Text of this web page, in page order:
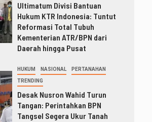
Ultimatum Divisi Bantuan
Hukum KTR Indonesia: Tuntut
Reformasi Total Tubuh
Kementerian ATR/BPN dari
Daerah hingga Pusat
HUKUM NASIONAL PERTANAHAN
TRENDING
Desak Nusron Wahid Turun
Tangan: Perintahkan BPN
Tangsel Segera Ukur Tanah